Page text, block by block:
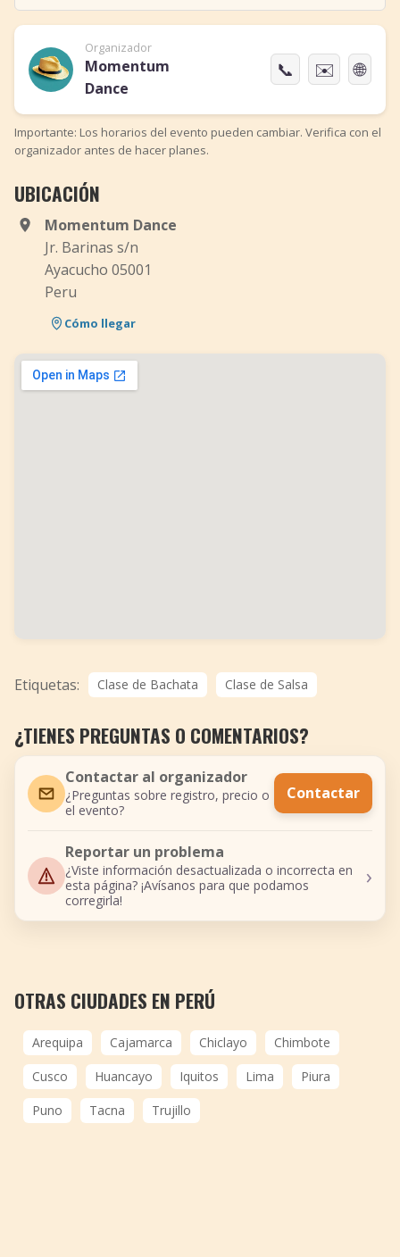
Organizador
Momentum
Dance
📞 ✉️ 🌐
Importante: Los horarios del evento pueden cambiar. Verifica con el
organizador antes de hacer planes.
UBICACIÓN
Momentum Dance
Jr. Barinas s/n
Ayacucho 05001
Peru
Cómo llegar
Etiquetas: Clase de Bachata Clase de Salsa
¿TIENES PREGUNTAS O COMENTARIOS?
Contactar al organizador
¿Preguntas sobre registro, precio o
el evento?
Contactar
Reportar un problema
¿Viste información desactualizada o incorrecta en
esta página? ¡Avísanos para que podamos
corregirla!
›
OTRAS CIUDADES EN PERÚ
Arequipa Cajamarca Chiclayo
Chimbote
Cusco
Huancayo Iquitos Lima
Piura
Puno
Tacna Trujillo